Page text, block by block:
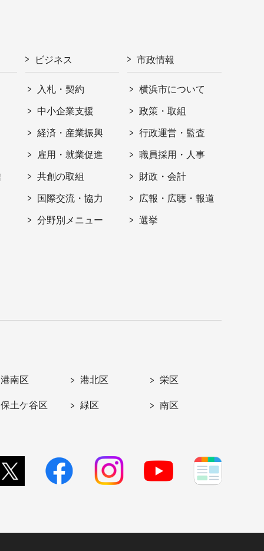
ビジネス
入札・契約
中小企業支援
経済・産業振興
雇用・就業促進
共創の取組
国際交流・協力
分野別メニュー
市政情報
横浜市について
政策・取組
行政運営・監査
職員採用・人事
財政・会計
広報・広聴・報道
選挙
港南区 港北区 栄区
保土ケ谷区 緑区 南区